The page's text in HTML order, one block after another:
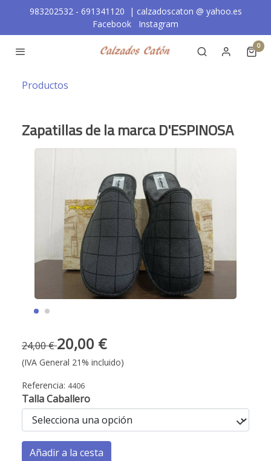
983202532 - 691341120 | calzadoscaton @ yahoo.es
Facebook
Instagram
0
Productos
Zapatillas de la marca D'ESPINOSA
24,00 €20,00 €
(IVA General 21% incluido)
Referencia: 4406
Talla Caballero
Añadir a la cesta